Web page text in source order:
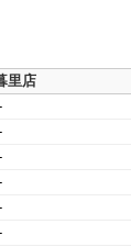
里店